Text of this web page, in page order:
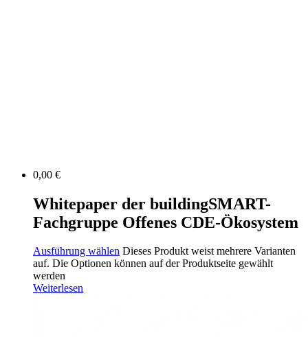
0,00 €
Whitepaper der buildingSMART-
Fachgruppe Offenes CDE-Ökosystem
Ausführung wählen Dieses Produkt weist mehrere Varianten
auf. Die Optionen können auf der Produktseite gewählt
werden
Weiterlesen